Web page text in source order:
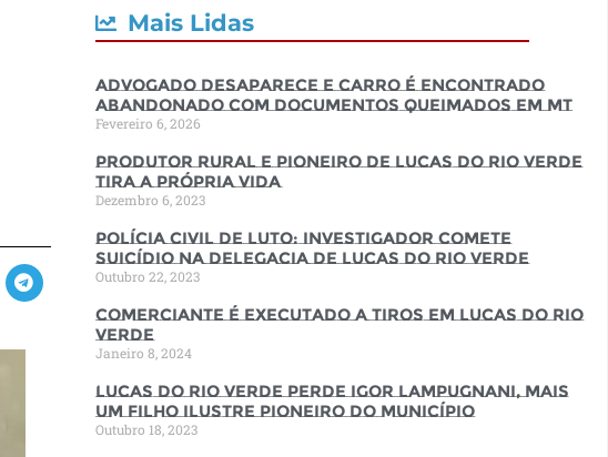
Mais Lidas
Advogado desaparece e carro é encontrado
abandonado com documentos queimados em MT
Fevereiro 6, 2026
Produtor rural e pioneiro de Lucas do Rio Verde
tira a própria vida
Dezembro 6, 2023
Polícia Civil de luto: Investigador comete
suicídio na Delegacia de Lucas do Rio Verde
Outubro 22, 2023
Comerciante é executado a tiros em Lucas do Rio
Verde
Janeiro 8, 2024
Lucas do Rio Verde perde Igor Lampugnani, mais
um filho ilustre pioneiro do município
Outubro 18, 2023